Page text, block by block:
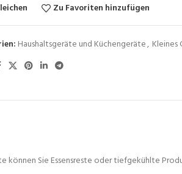
Zu Favoriten hinzufügen
Haushaltsgeräte und Küchengeräte, Kleines
Sie Essensreste oder tiefgekühlte